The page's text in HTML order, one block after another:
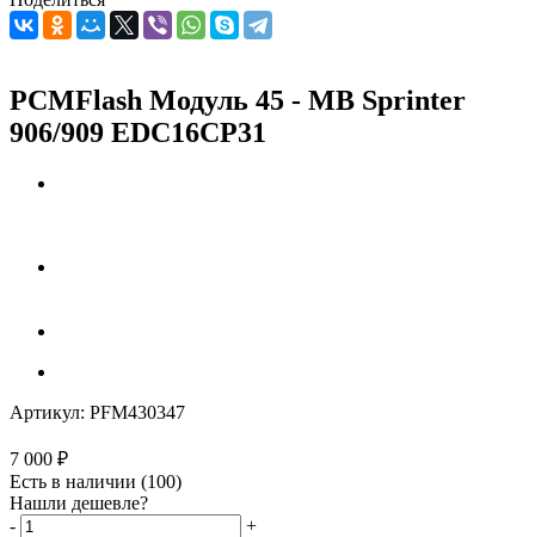
PCMFlash Модуль 45 - MB Sprinter
906/909 EDC16CP31
Артикул: PFM430347
7 000 ₽
Есть в наличии (100)
Нашли дешевле?
-
+